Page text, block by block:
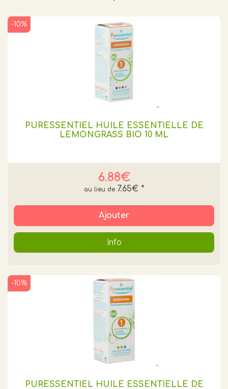
PURESSENTIEL HUILE ESSENTIELLE DE
LEMONGRASS BIO 10 ML
6.88€
-10%
7.65€ *
Ajouter
Info
PURESSENTIEL HUILE ESSENTIELLE DE
-10%